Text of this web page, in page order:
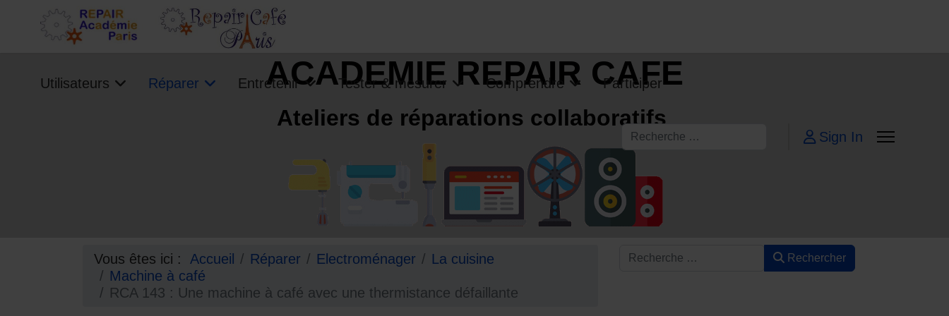
Utilisateurs Réparer Entretenir Tester & mesurer Comprendre Participer
Rechercher Sign In
ACADEMIE REPAIR CAFE
Ateliers de réparations collaboratifs
Vous êtes ici : Accueil Réparer Electroménager
La cuisine
Machine à café
RCA 143 : Une machine à café avec une thermistance défaillante
Rechercher